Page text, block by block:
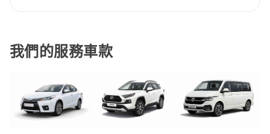
我們的服務車款